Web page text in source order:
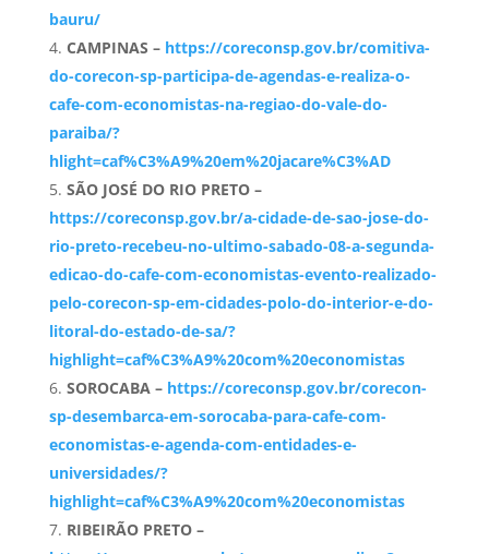
bauru/
CAMPINAS – https://coreconsp.gov.br/comitiva-
do-corecon-sp-participa-de-agendas-e-realiza-o-
cafe-com-economistas-na-regiao-do-vale-do-
paraiba/?
hlight=caf%C3%A9%20em%20jacare%C3%AD
SÃO JOSÉ DO RIO PRETO –
https://coreconsp.gov.br/a-cidade-de-sao-jose-do-
rio-preto-recebeu-no-ultimo-sabado-08-a-segunda-
edicao-do-cafe-com-economistas-evento-realizado-
pelo-corecon-sp-em-cidades-polo-do-interior-e-do-
litoral-do-estado-de-sa/?
highlight=caf%C3%A9%20com%20economistas
SOROCABA – https://coreconsp.gov.br/corecon-
sp-desembarca-em-sorocaba-para-cafe-com-
economistas-e-agenda-com-entidades-e-
universidades/?
highlight=caf%C3%A9%20com%20economistas
RIBEIRÃO PRETO –